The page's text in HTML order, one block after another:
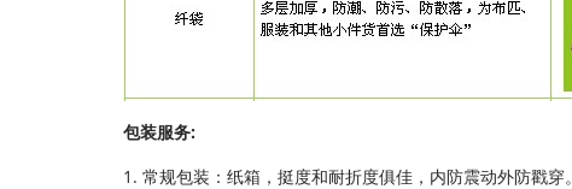
包装服务:
1. 常规包装：纸箱，挺度和耐折度俱佳，内防震动外防戳穿。